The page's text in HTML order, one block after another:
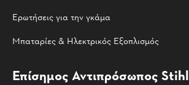
Ερωτήσεις για την γκάμα
Μπαταρίες & Ηλεκτρικός Εξοπλισμός
Επίσημος Αντιπρόσωπος Stihl